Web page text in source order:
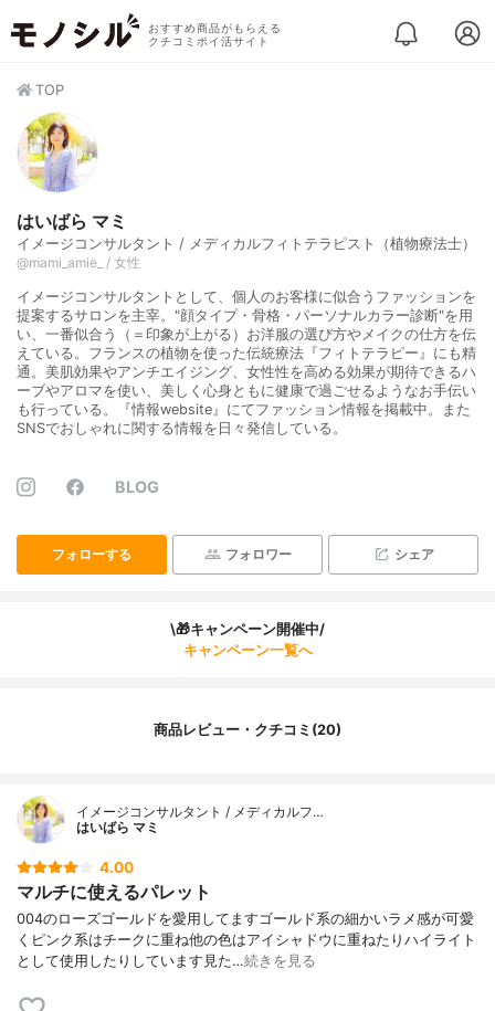
おすすめ商品がもらえる
クチコミポイ活サイト
TOP
はいばら マミ
イメージコンサルタント / メディカルフィトテラピスト（植物療法士）
@mami_amie_ / 女性
イメージコンサルタントとして、個人のお客様に似合うファッションを
提案するサロンを主宰。"顔タイプ・骨格・パーソナルカラー診断"を用
い、一番似合う（＝印象が上がる）お洋服の選び方やメイクの仕方を伝
えている。フランスの植物を使った伝統療法『フィトテラピー』にも精
通。美肌効果やアンチエイジング、女性性を高める効果が期待できるハ
ーブやアロマを使い、美しく心身ともに健康で過ごせるようなお手伝い
も行っている。『情報website』にてファッション情報を掲載中。また
SNSでおしゃれに関する情報を日々発信している。
BLOG
フォローする フォロワー シェア
\🎁キャンペーン開催中/
キャンペーン一覧へ
商品レビュー・クチコミ(20)
イメージコンサルタント / メディカルフ…
はいばら マミ
4.00
マルチに使えるパレット
004のローズゴールドを愛用してますゴールド系の細かいラメ感が可愛
くピンク系はチークに重ね他の色はアイシャドウに重ねたりハイライト
として使用したりしています見た…続きを見る